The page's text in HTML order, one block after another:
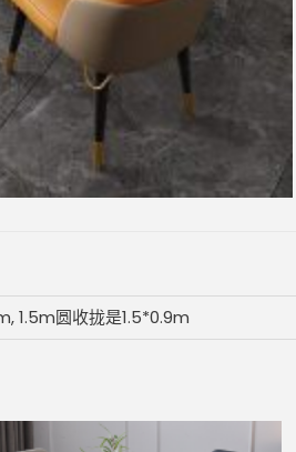
1.5m圆收拢是1.5*0.9m